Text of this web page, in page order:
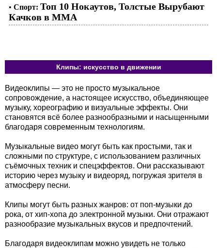
• Спорт: Топ 10 Нокаутов, Толстые Вырубают
Качков в ММА
Клипы: искусство в движении
Видеоклипы — это не просто музыкальное
сопровождение, а настоящее искусство, объединяющее
музыку, хореографию и визуальные эффекты. Они
становятся всё более разнообразными и насыщенными
благодаря современным технологиям.
Музыкальные видео могут быть как простыми, так и
сложными по структуре, с использованием различных
съёмочных техник и спецэффектов. Они рассказывают
историю через музыку и видеоряд, погружая зрителя в
атмосферу песни.
Клипы могут быть разных жанров: от поп-музыки до
рока, от хип-хопа до электронной музыки. Они отражают
разнообразие музыкальных вкусов и предпочтений.
Благодаря видеоклипам можно увидеть не только